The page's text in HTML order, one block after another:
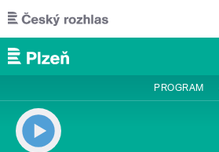
Přejít k hlavnímu obsahu
PROGRAM